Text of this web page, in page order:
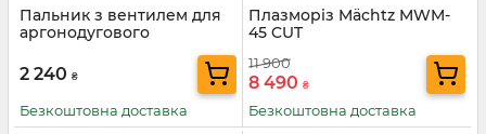
Пальник з вентилем для
аргонодугового
Mächtz
2 240 ₴
Безкоштовна доставка
Плазморіз Mächtz MWM-
45 CUT
11 900
8 490 ₴
Безкоштовна доставка